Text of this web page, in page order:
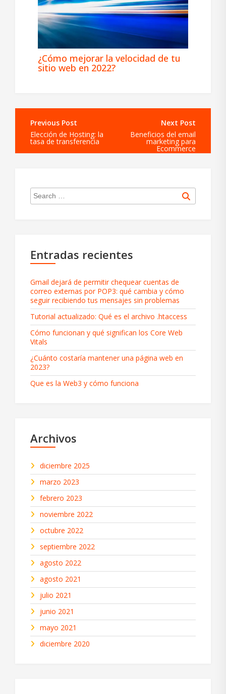
¿Cómo mejorar la velocidad de tu
sitio web en 2022?
Navegación
entradas
Elección de Hosting: la
tasa de transferencia
Beneficios del email
marketing para
Ecommerce
Search
for:
Entradas recientes
Gmail dejará de permitir chequear cuentas de
correo externas por POP3: qué cambia y cómo
seguir recibiendo tus mensajes sin problemas
Tutorial actualizado: Qué es el archivo .htaccess
Cómo funcionan y qué significan los Core Web
Vitals
¿Cuánto costaría mantener una página web en
2023?
Que es la Web3 y cómo funciona
Archivos
diciembre 2025
marzo 2023
febrero 2023
noviembre 2022
octubre 2022
septiembre 2022
agosto 2022
agosto 2021
julio 2021
junio 2021
mayo 2021
diciembre 2020